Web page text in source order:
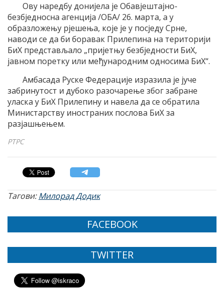
Ову наредбу донијела је Обавјештајно-
безбједносна агенција /ОБА/ 26. марта, а у
образложењу рјешења, које је у посједу Срне,
наводи се да би боравак Прилепина на територији
БиХ представљало „пријетњу безбједности БиХ,
јавном поретку или међународним односима БиХ“.
Амбасада Руске Федерације изразила је јуче
забринутост и дубоко разочарење због забране
уласка у БиХ Прилепину и навела да се обратила
Министарству иностраних послова БиХ за
разјашњењем.
РТРС
Тагови:Милорад Додик
FACEBOOK
TWITTER